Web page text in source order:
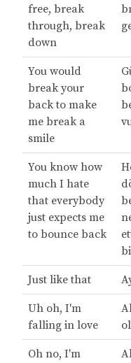
free, break
through, break
down
You would
break your
back to make
me break a
smile
You know how
much I hate
that everybody
just expects me
to bounce back
Just like that
Uh oh, I'm
falling in love
Oh no, I'm